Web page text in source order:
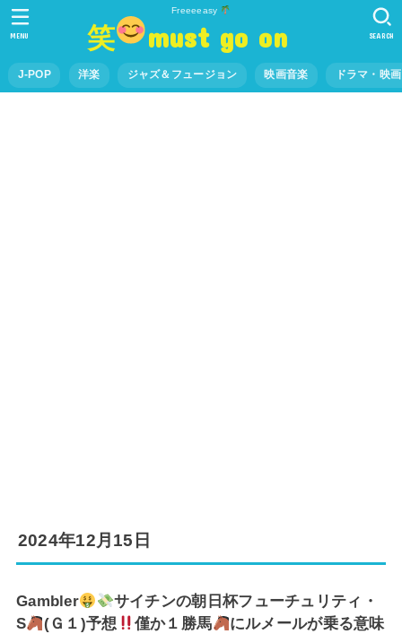
Freeeeasy
笑 must go on
J-POP 洋楽 ジャズ＆フュージョン 映画音楽 ドラマ・映
SEARCH
MENU
2024年12月15日
Gambler
サイチンの朝日杯フューチュリティ・
S
(Ｇ１)予想 僅か１勝馬
にルメールが乗る意味